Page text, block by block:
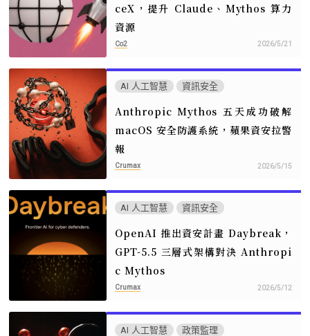
ceX，提升 Claude、Mythos 算力
資源
Co2 2026/5/21
AI 人工智慧 資訊安全
Anthropic Mythos 五天成功破解
macOS 安全防護系統，蘋果資安拉警
報
Crumax 2026/5/15
AI 人工智慧 資訊安全
OpenAI 推出資安計畫 Daybreak，
GPT-5.5 三層式架構對決 Anthropi
c Mythos
Crumax 2026/5/12
AI 人工智慧 政策監理